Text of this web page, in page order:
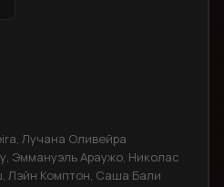
реальности. Нина
начинают угрожать не
пишет. Вскоре ей предстоит
как есть или разобраться в
деле.
Лучана Оливейра
Эммануэль Араужо, Николас
Лэйн Комптон, Саша Бали